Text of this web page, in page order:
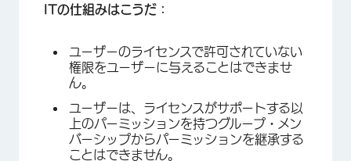
ITの仕組みはこうだ：
ユーザーのライセンスで許可されていない
権限をユーザーに与えることはできませ
ん。
ユーザーは、ライセンスがサポートする以
上のパーミッションを持つグループ・メン
バーシップからパーミッションを継承する
ことはできません。